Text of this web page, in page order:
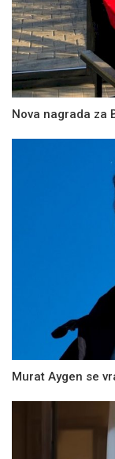
Nova nagrada za
Murat Aygen se